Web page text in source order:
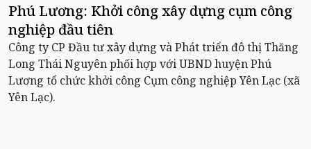
Phú Lương: Khởi công xây dựng cụm công
nghiệp đầu tiên
Công ty CP Đầu tư xây dựng và Phát triển đô thị Thăng
Long Thái Nguyên phối hợp với UBND huyện Phú
Lương tổ chức khởi công Cụm công nghiệp Yên Lạc (xã
Yên Lạc).